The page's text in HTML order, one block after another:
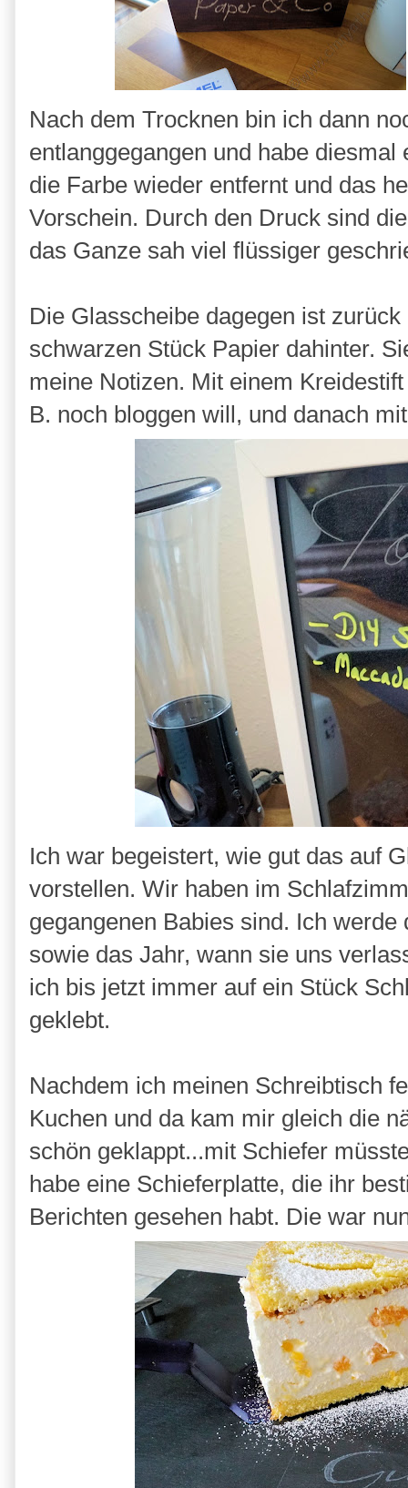
Nach dem Trocknen bin ich dann
entlanggegangen und habe
die Farbe wieder entfernt und das
Vorschein. Durch den Druck sind
das Ganze sah viel flüssiger
Die Glasscheibe dagegen ist
schwarzen Stück Papier dahinter.
meine Notizen. Mit einem
B. noch bloggen will, und danach
Ich war begeistert, wie gut das auf
vorstellen. Wir haben im
gegangenen Babies sind. Ich
sowie das Jahr, wann sie uns
ich bis jetzt immer auf ein Stück
geklebt.
Nachdem ich meinen Schreibtisch
Kuchen und da kam mir gleich die
schön geklappt...mit Schiefer
habe eine Schieferplatte, die ihr
Berichten gesehen habt. Die war